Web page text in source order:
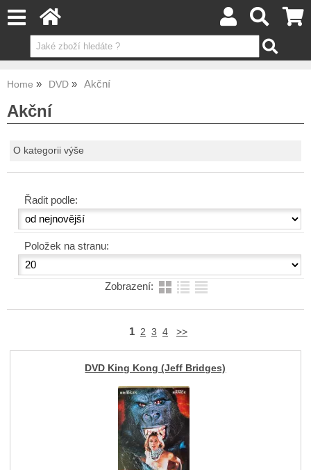
Home DVD Akční
Akční
O kategorii výše
Řadit podle:
Položek na stranu:
Zobrazení:
1 2 3 4 >>
DVD King Kong (Jeff Bridges)